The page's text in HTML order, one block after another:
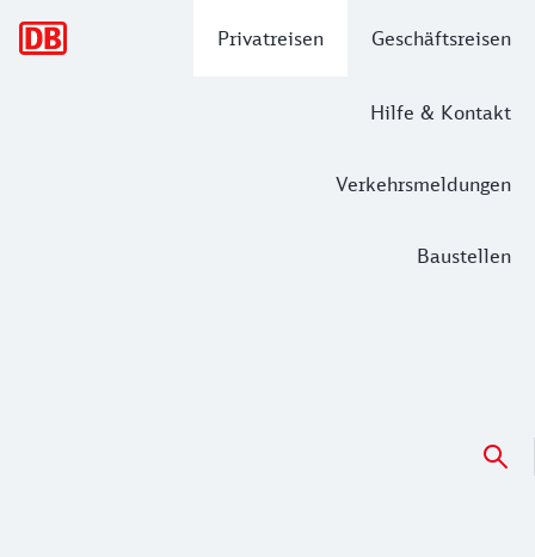
Privatreisen Geschäftsreisen
Hilfe & Kontakt
Verkehrsmeldungen
Baustellen